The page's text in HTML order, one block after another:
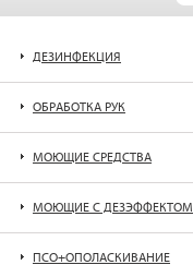
ДЕЗИНФЕКЦИЯ
ОБРАБОТКА РУК
МОЮЩИЕ СРЕДСТВА
МОЮЩИЕ С ДЕЗЭФФЕКТОМ
ПСО+ОПОЛАСКИВАНИЕ